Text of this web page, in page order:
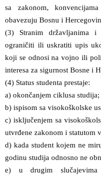
sa zakonom,
obavezuju Bosnu i
(3) Stranim državljanima i
ograničiti ili uskratiti upis
koji se odnosi na vojno ili
interesa za sigurnost Bosne i
(4) Status studenta prestaje:
a) okončanjem ciklusa studija;
b) ispisom sa visokoškolske
c) isključenjem sa
utvrđene zakonom i statutom
d) kada student kojem ne
godinu studija odnosno ne
e) u drugim